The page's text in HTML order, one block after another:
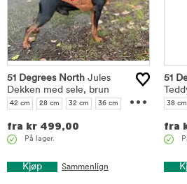
51 Degrees North Jules
Dekken med sele, brun
42 cm 28 cm 32 cm
36 cm
...
fra kr 499,00
På lager.
Kjøp Sammenlign
51
38 cm
fra